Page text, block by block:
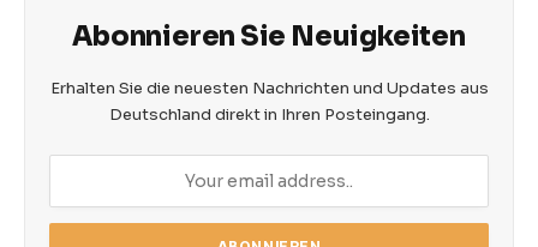
Abonnieren Sie Neuigkeiten
Erhalten Sie die neuesten Nachrichten und Updates aus
Deutschland direkt in Ihren Posteingang.